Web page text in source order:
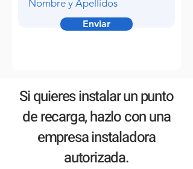
Enviar
Si quieres instalar un punto
de recarga, hazlo con una
empresa instaladora
autorizada.